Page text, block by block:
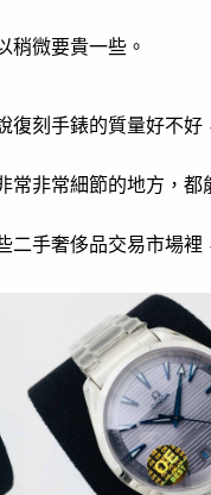
稍微要貴一些。
復刻手錶的質量好不
常非常細節的地方，
二手奢侈品交易市場